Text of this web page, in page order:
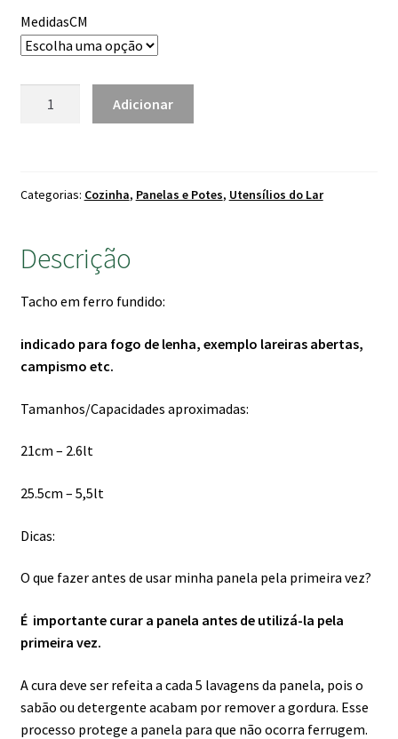
57.00 €
MedidasCM
Fundido
Adicionar
Categorias: Cozinha, Panelas e Potes, Utensílios do Lar
Descrição
Tacho em ferro fundido:
indicado para fogo de lenha, exemplo lareiras abertas,
campismo etc.
Tamanhos/Capacidades aproximadas:
21cm – 2.6lt
25.5cm – 5,5lt
Dicas:
O que fazer antes de usar minha panela pela primeira vez?
É importante curar a panela antes de utilizá-la pela
primeira vez.
A cura deve ser refeita a cada 5 lavagens da panela, pois o
sabão ou detergente acabam por remover a gordura. Esse
processo protege a panela para que não ocorra ferrugem.